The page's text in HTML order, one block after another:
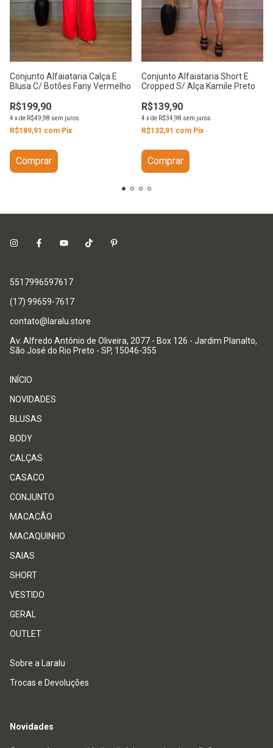
Conjunto Alfaiataria Calça E
Blusa C/ Botões Fany Vermelho
R$199,90
4 xde R$49,98 sem juros
R$189,91 com Pix
Comprar
Conjunto Alfaiataria Short E
Cropped S/ Alça Kamile Preto
R$139,90
4 xde R$34,98 sem juros
R$132,91 com Pix
Comprar
5517996597617
(17) 99659-7617
contato@laralu.store
Av. Alfredo Antônio de Oliveira, 2077 - Box 126 - Jardim Planalto,
São José do Rio Preto - SP, 15046-355
INÍCIO
NOVIDADES
BLUSAS
BODY
CALÇAS
CASACO
CONJUNTO
MACACÃO
MACAQUINHO
SAIAS
SHORT
VESTIDO
GERAL
OUTLET
Sobre a Laralu
Trocas e Devoluções
Novidades